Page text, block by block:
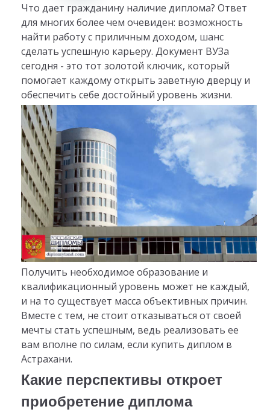
Что дает гражданину наличие диплома? Ответ
для многих более чем очевиден: возможность
найти работу с приличным доходом, шанс
сделать успешную карьеру. Документ ВУЗа
сегодня - это тот золотой ключик, который
помогает каждому открыть заветную дверцу и
обеспечить себе достойный уровень жизни.
Получить необходимое образование и
квалификационный уровень может не каждый,
и на то существует масса объективных причин.
Вместе с тем, не стоит отказываться от своей
мечты стать успешным, ведь реализовать ее
вам вполне по силам, если купить диплом в
Астрахани.
Какие перспективы откроет
приобретение диплома